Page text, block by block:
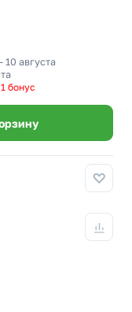
10 августа
1 бонус